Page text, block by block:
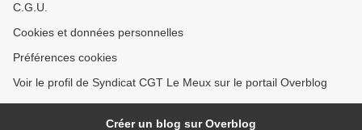
C.G.U.
Cookies et données personnelles
Préférences cookies
Voir le profil de Syndicat CGT Le Meux sur le portail Overblog
Créer un blog sur Overblog